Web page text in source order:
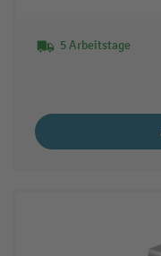
5 Arbeitstage